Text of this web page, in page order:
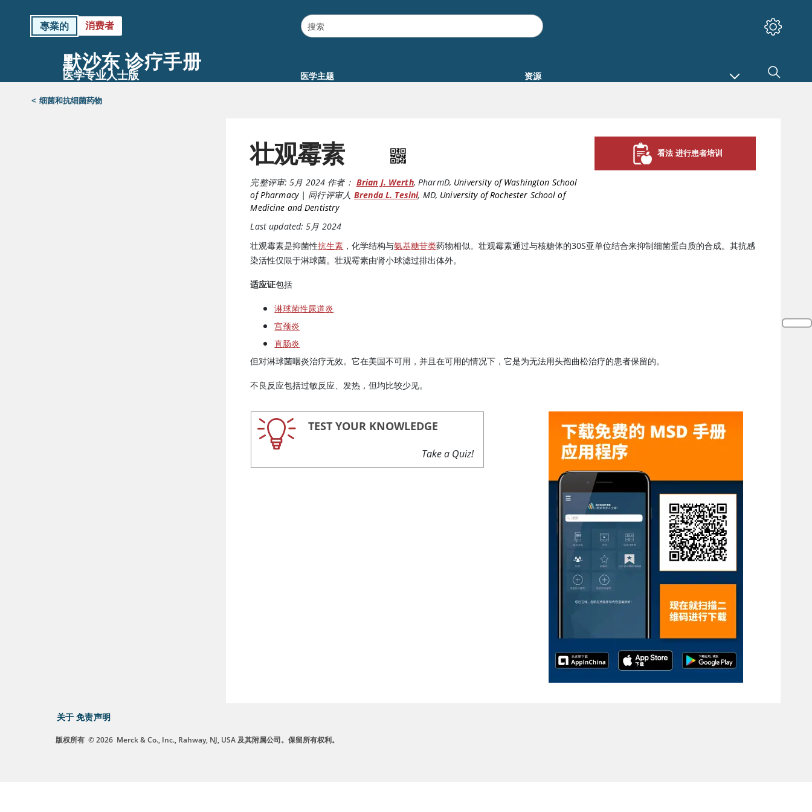
專業的 消费者
默沙东 诊疗手册
医学专业人士版 医学主题 资源
< 细菌和抗细菌药物
壮观霉素
完整评审: 5月 2024 作者： Brian J. Werth,PharmD, University of Washington School
of Pharmacy| 同行评审人 Brenda L. Tesini, MD, University of Rochester School of
Medicine and Dentistry
Last updated: 5月 2024
看法 进行患者培训
壮观霉素是抑菌性抗生素 ，化学结构与氨基糖苷类药物相似。壮观霉素通过与核糖体的30S亚单位结合来抑制细菌蛋白质的合成。其抗感
染活性仅限于淋球菌。壮观霉素由肾小球滤过排出体外。
适应证包括
淋球菌性尿道炎
宫颈炎
直肠炎
但对淋球菌咽炎治疗无效。它在美国不可用，并且在可用的情况下，它是为无法用头孢曲松治疗的患者保留的。
不良反应包括过敏反应、发热，但均比较少见。
TEST YOUR KNOWLEDGE
Take a Quiz!
关于 免责声明
版权所有 © 2026 Merck & Co., Inc., Rahway, NJ, USA 及其附属公司。保留所有权利。